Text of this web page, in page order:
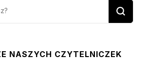
NASZYCH CZYTELNICZEK